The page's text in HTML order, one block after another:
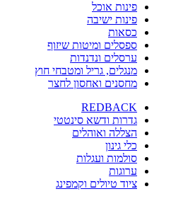
פינות אוכל
פינות ישיבה
כסאות
ספסלים ומיטות שיזוף
ערסלים ונדנדות
מנגלים, גריל ומטבחי חוץ
מחסנים ואחסון לחצר
REDBACK
גדרות ודשא סינטטי
הצללה ואוהלים
כלי גינון
סולמות ועגלות
ערוגות
ציוד טיולים וקמפינג